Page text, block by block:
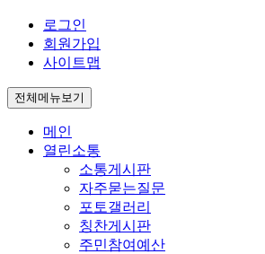
로그인
회원가입
사이트맵
전체메뉴보기
메인
열린소통
소통게시판
자주묻는질문
포토갤러리
칭찬게시판
주민참여예산